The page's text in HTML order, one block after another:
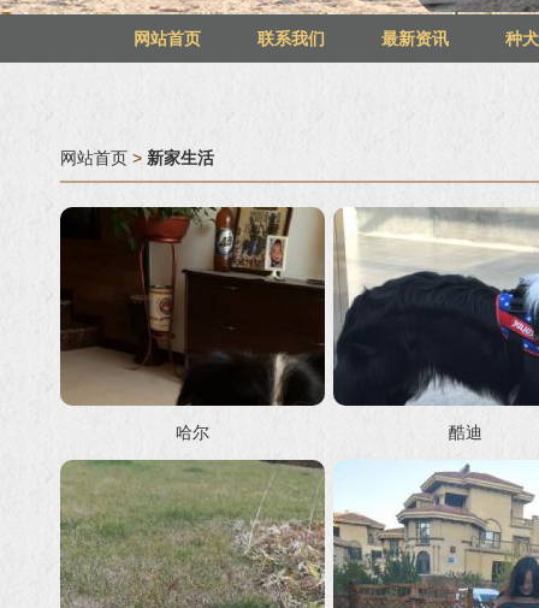
网站首页 联系我们 最新资讯 种
网站首页 > 新家生活
哈尔 酷迪